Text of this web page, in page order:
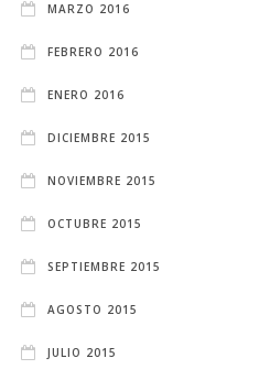
MARZO 2016
FEBRERO 2016
ENERO 2016
DICIEMBRE 2015
NOVIEMBRE 2015
OCTUBRE 2015
SEPTIEMBRE 2015
AGOSTO 2015
JULIO 2015